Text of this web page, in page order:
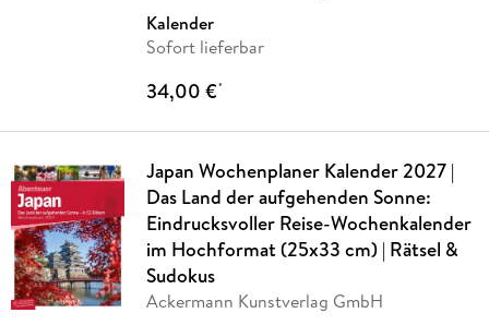
Kalender
Sofort lieferbar
34,00 €*
Japan Wochenplaner Kalender 2027 |
Das Land der aufgehenden Sonne:
Eindrucksvoller Reise-Wochenkalender
im Hochformat (25x33 cm) | Rätsel &
Sudokus
Ackermann Kunstverlag GmbH